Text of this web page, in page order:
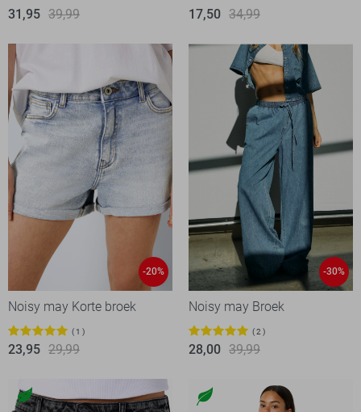
31,95 39,99
17,50 34,99
-20%
Noisy may Korte broek
1
23,95 29,99
-30%
Noisy may Broek
2
28,00 39,99